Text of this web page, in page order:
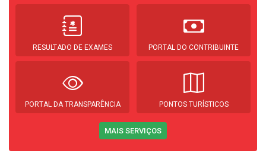
RESULTADO DE EXAMES PORTAL DO CONTRIBUINTE
PORTAL DA TRANSPARÊNCIA PONTOS TURÍSTICOS
MAIS SERVIÇOS